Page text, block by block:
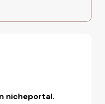
nicheportal.